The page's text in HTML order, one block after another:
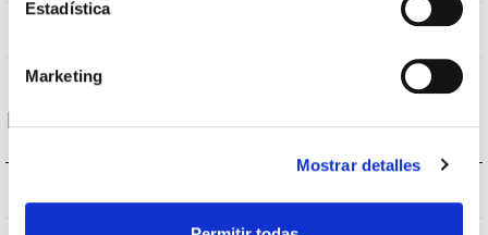
Estadística
Marketing
Mostrar detalles
AL
Performance